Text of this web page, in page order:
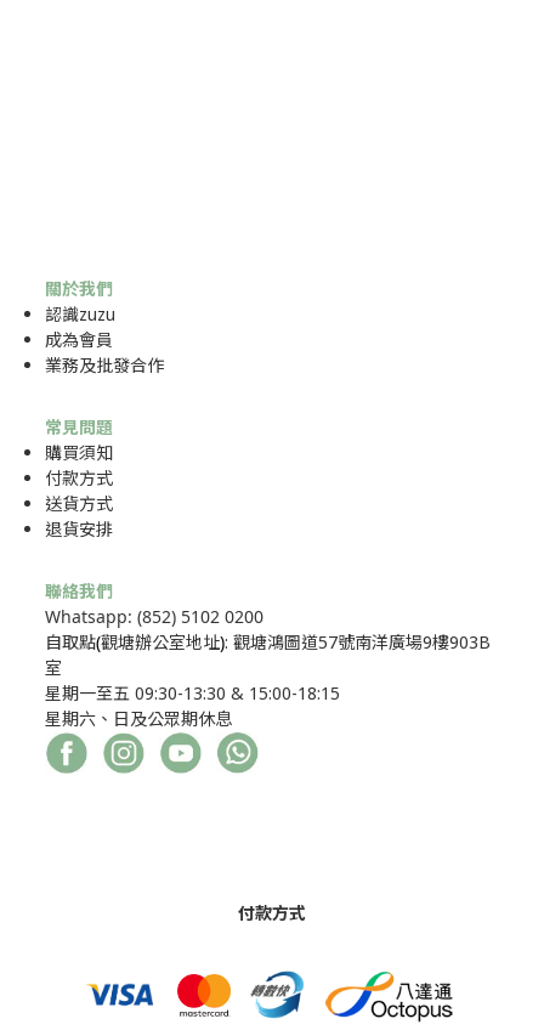
關於我們
認識zuzu
成為會員
業務及批發合作
常見問題
購買須知
付款方式
送貨方式
退貨安排
聯絡我們
Whatsapp: (852) 5102 0200
自取點(觀塘辦公室地址): 觀塘鴻圖道57號南洋廣場9樓903B
室
星期一至五 09:30-13:30 & 15:00-18:15
星期六、日及公眾期休息
付款方式